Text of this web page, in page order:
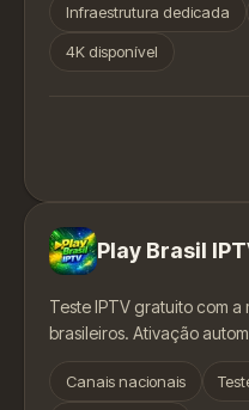
Infraestrutura dedicada
4K disponível
Play Brasil
Teste IPTV gratuito com
brasileiros. Ativação
Canais nacionais